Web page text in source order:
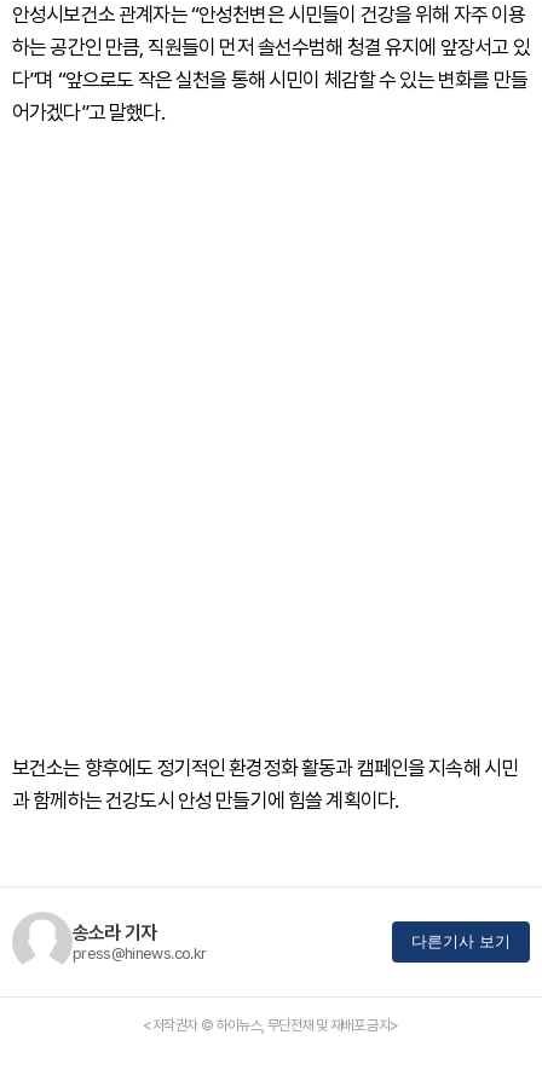
안성시보건소 관계자는 “안성천변은 시민들이 건강을 위해 자주 이용
하는 공간인 만큼, 직원들이 먼저 솔선수범해 청결 유지에 앞장서고 있
다”며 “앞으로도 작은 실천을 통해 시민이 체감할 수 있는 변화를 만들
어가겠다”고 말했다.
보건소는 향후에도 정기적인 환경정화 활동과 캠페인을 지속해 시민
과 함께하는 건강도시 안성 만들기에 힘쓸 계획이다.
송소라 기자
press@hinews.co.kr
다른기사 보기
<저작권자 © 하이뉴스, 무단전재 및 재배포 금지>